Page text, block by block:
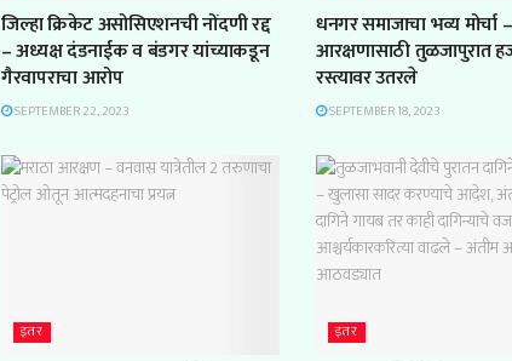
जिल्हा क्रिकेट असोसिएशनची नोंदणी रद्द
– अध्यक्ष दंडनाईक व बंडगर यांच्याकडून
गैरवापराचा आरोप
SEPTEMBER 22, 2023
धनगर समाजाचा भव्य मोर्चा
आरक्षणासाठी तुळजापुरात
रस्त्यावर उतरले
SEPTEMBER 18, 2023
इतर इतर